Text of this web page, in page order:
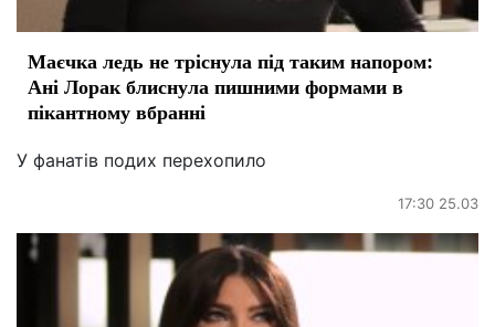
Маєчка ледь не тріснула під таким напором:
Ані Лорак блиснула пишними формами в
пікантному вбранні
У фанатів подих перехопило
17:30 25.03